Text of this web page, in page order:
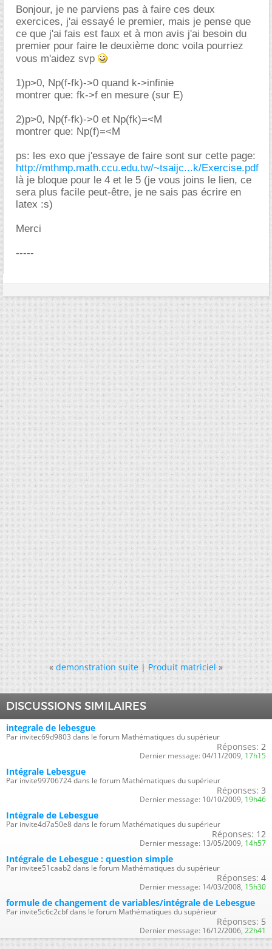
Bonjour, je ne parviens pas à faire ces deux
exercices, j'ai essayé le premier, mais je pense que
ce que j'ai fais est faux et à mon avis j'ai besoin du
premier pour faire le deuxième donc voila pourriez
vous m'aidez svp
1)p>0, Np(f-fk)->0 quand k->infinie
montrer que: fk->f en mesure (sur E)
2)p>0, Np(f-fk)->0 et Np(fk)=<M
montrer que: Np(f)=<M
ps: les exo que j'essaye de faire sont sur cette page:
http://mthmp.math.ccu.edu.tw/~tsaijc...k/Exercise.pdf
là je bloque pour le 4 et le 5 (je vous joins le lien, ce
sera plus facile peut-être, je ne sais pas écrire en
latex :s)
Merci
-----
« demonstration suite|Produit matriciel »
DISCUSSIONS SIMILAIRES
integrale de lebesgue
Par invitec69d9803 dans le forum Mathématiques du supérieur
Réponses: 2
Dernier message: 04/11/2009, 17h15
Intégrale Lebesgue
Par invite99706724 dans le forum Mathématiques du supérieur
Réponses: 3
Dernier message: 10/10/2009, 19h46
Intégrale de Lebesgue
Par invite4d7a50e8 dans le forum Mathématiques du supérieur
Réponses: 12
Dernier message: 13/05/2009, 14h57
Intégrale de Lebesgue : question simple
Par invitee51caab2 dans le forum Mathématiques du supérieur
Réponses: 4
Dernier message: 14/03/2008, 15h30
formule de changement de variables/intégrale de Lebesgue
Par invite5c6c2cbf dans le forum Mathématiques du supérieur
Réponses: 5
Dernier message: 16/12/2006, 22h41